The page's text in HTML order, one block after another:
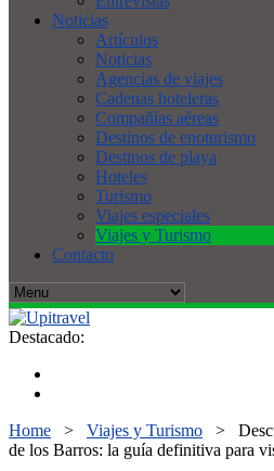
Noticias
Artículos
Noticias
Agencias de viajes
Cadenas hoteleras
Compañías aéreas
Destinos de enoturismo
Destinos de playa
Hoteles
Turismo
Viajes especiales
Viajes y Turismo
Contacto
Destacado:
Home > Viajes y Turismo >
de los Barros: la guía definitiva para